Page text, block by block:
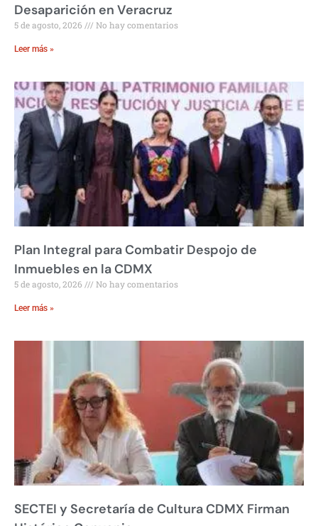
Desaparición en Veracruz
5 de agosto, 2026 No hay comentarios
Leer más »
Plan Integral para Combatir Despojo de
Inmuebles en la CDMX
5 de agosto, 2026 No hay comentarios
Leer más »
SECTEI y Secretaría de Cultura CDMX Firman